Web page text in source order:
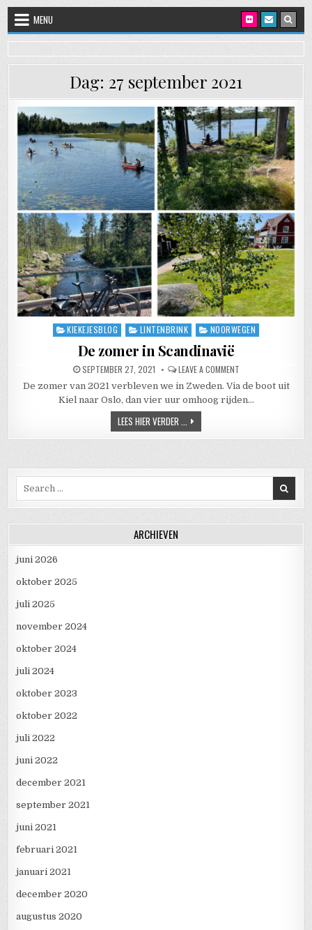
Skip to content
MENU
Dag: 27 september 2021
Posted in
KIEKEJESBLOG LINTENBRINK NOORWEGEN
De zomer in Scandinavië
PUBLISHED DATE:
SEPTEMBER 27, 2021 LEAVE A COMMENTON DE ZOMER IN
De zomer van 2021 verbleven we in Zweden. Via de boot uit
Kiel naar Oslo, dan vier uur omhoog rijden…
LEES HIER VERDER ... DE ZOMER IN SCANDINAVIË
Search for:
ARCHIEVEN
juni 2026
oktober 2025
juli 2025
november 2024
oktober 2024
juli 2024
oktober 2023
oktober 2022
juli 2022
juni 2022
december 2021
september 2021
juni 2021
februari 2021
januari 2021
december 2020
augustus 2020